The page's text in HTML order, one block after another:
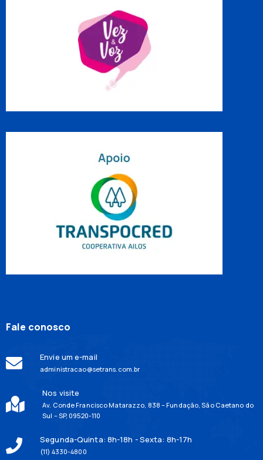
Fale conosco
Envie um e-mail
administracao@setrans.com.br
Nos visite
Av. Conde Francisco Matarazzo, 838 – Fundação, São Caetano do
Sul – SP, 09520-110
Segunda-Quinta: 8h-18h - Sexta: 8h-17h
(11) 4330-4800